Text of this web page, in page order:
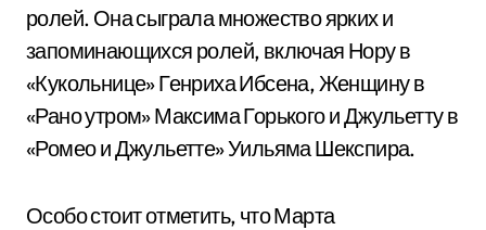
ролей. Она сыграла множество ярких и
запоминающихся ролей, включая Нору в
«Кукольнице» Генриха Ибсена, Женщину в
«Рано утром» Максима Горького и Джульетту в
«Ромео и Джульетте» Уильяма Шекспира.
Особо стоит отметить, что Марта